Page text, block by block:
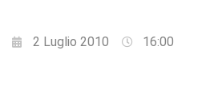
2 Luglio 2010 16:00